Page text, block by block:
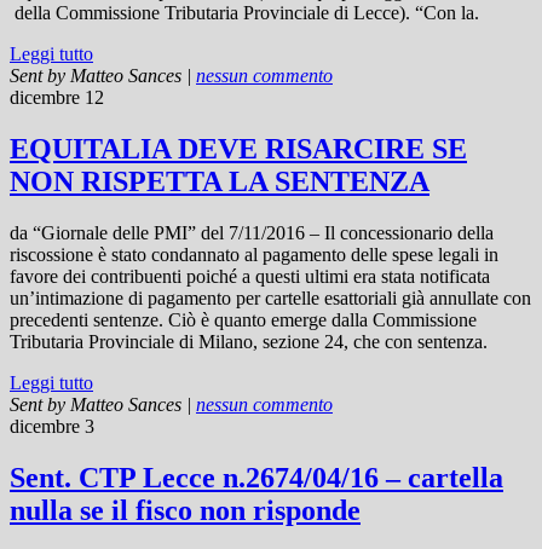
della Commissione Tributaria Provinciale di Lecce). “Con la.
Leggi tutto
Sent by Matteo Sances | nessun commento
dicembre 12
EQUITALIA DEVE RISARCIRE SE
NON RISPETTA LA SENTENZA
da “Giornale delle PMI” del 7/11/2016 – Il concessionario della
riscossione è stato condannato al pagamento delle spese legali in
favore dei contribuenti poiché a questi ultimi era stata notificata
un’intimazione di pagamento per cartelle esattoriali già annullate con
precedenti sentenze. Ciò è quanto emerge dalla Commissione
Tributaria Provinciale di Milano, sezione 24, che con sentenza.
Leggi tutto
Sent by Matteo Sances | nessun commento
dicembre 3
Sent. CTP Lecce n.2674/04/16 – cartella
nulla se il fisco non risponde